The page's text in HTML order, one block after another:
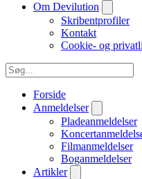
Om Devilution
Skribentprofiler
Kontakt
Cookie- og
Forside
Anmeldelser
Pladeanmeldelser
Filmanmeldelser
Boganmeldelser
Artikler